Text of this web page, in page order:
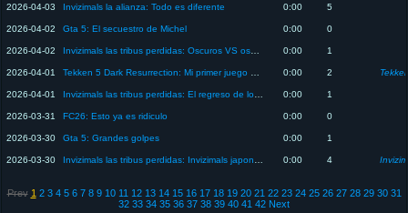
2026-04-03 Invizimals la alianza: Todo es diferente 0:00 5
2026-04-02 Gta 5: El secuestro de Michel 0:00 0
2026-04-02 0:00 1
2026-04-01 0:00 2
2026-04-01 0:00 1
2026-03-31 FC26: Esto ya es ridiculo 0:00 0
2026-03-30 Gta 5: Grandes golpes 0:00 1
2026-03-30 0:00 4
Prev 1 2 3 4 5 6 7 8 9 10 11 12 13 14 15 16 17 18 19 20 21 22 23 24 25 26 27 28 29 30 31
32 33 34 35 36 37 38 39 40 41 42 Next